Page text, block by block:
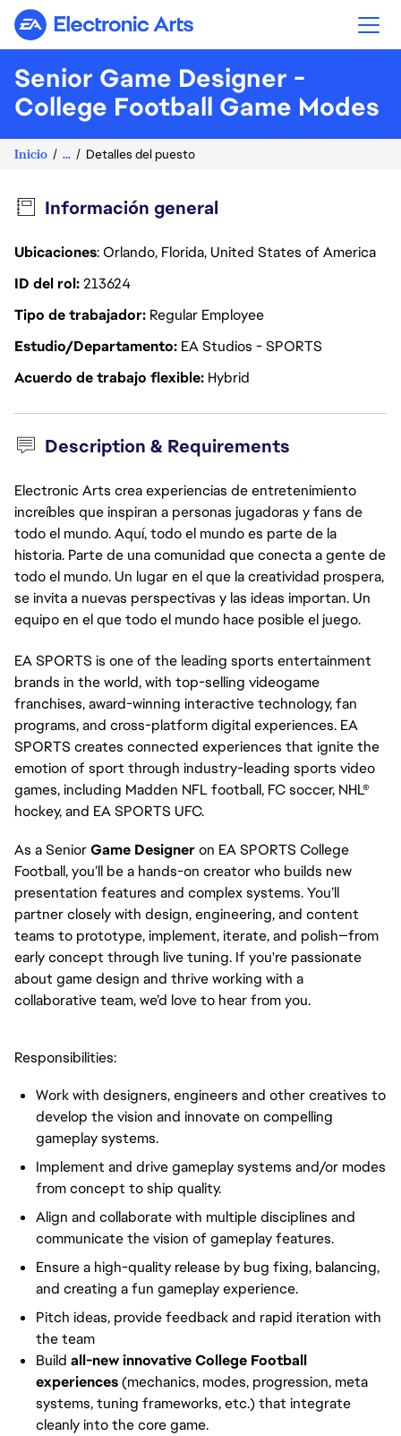
Electronic Arts
Senior Game Designer -
College Football Game Modes
Inicio ... Detalles del puesto
Información general
Ubicaciones: Orlando, Florida, United States of America
ID del rol213624
Tipo de trabajador Regular Employee
Estudio/Departamento EA Studios - SPORTS
Acuerdo de trabajo flexible Hybrid
Description & Requirements
Electronic Arts crea experiencias de entretenimiento
increíbles que inspiran a personas jugadoras y fans de
todo el mundo. Aquí, todo el mundo es parte de la
historia. Parte de una comunidad que conecta a gente de
todo el mundo. Un lugar en el que la creatividad prospera,
se invita a nuevas perspectivas y las ideas importan. Un
equipo en el que todo el mundo hace posible el juego.
EA SPORTS is one of the leading sports entertainment
brands in the world, with top-selling videogame
franchises, award-winning interactive technology, fan
programs, and cross-platform digital experiences. EA
SPORTS creates connected experiences that ignite the
emotion of sport through industry-leading sports video
games, including Madden NFL football, FC soccer, NHL®
hockey, and EA SPORTS UFC.
As a SeniorGame Designeron EA SPORTS College
Football, you’ll be a hands-on creator who builds new
presentation features and complex systems. You’ll
partner closely with design, engineering, and content
teams to prototype, implement, iterate, and polish—from
early concept through live tuning. If you're passionate
about game design and thrive working with a
collaborative team, we’d love to hear from you.
Responsibilities:
Work with designers, engineers and other creatives to
develop the vision and innovate on compelling
gameplay systems.
Implement and drive gameplay systems and/or modes
from concept to ship quality.
Align and collaborate with multiple disciplines and
communicate the vision of gameplay features.
Ensure a high-quality release by bug fixing, balancing,
and creating a fun gameplay experience.
Pitch ideas, provide feedback and rapid iteration with
the team
Build all-new innovative College Football
experiences(mechanics, modes, progression, meta
systems, tuning frameworks, etc.) that integrate
cleanly into the core game.